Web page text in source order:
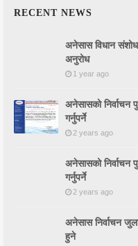
LITERATURE
RECENT NEWS
अनेसास विधान
अनुरोध
1 year ago
अनेसासको निर्वाचन
गर्नुपर्ने
2 years ago
अनेसासको निर्वाचन
गर्नुपर्ने
2 years ago
अनेसास निर्वाचन
हुने